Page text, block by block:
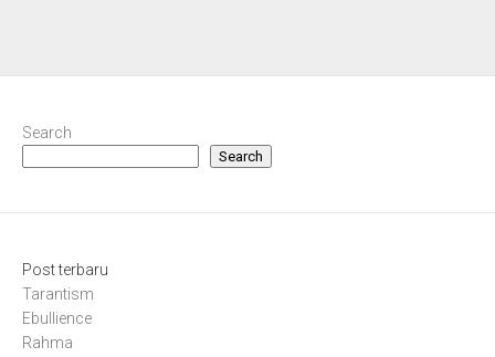
Search
Search
Post terbaru
Tarantism
Ebullience
Rahma